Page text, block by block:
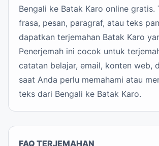
Bengali ke Batak Karo online gratis.
frasa, pesan, paragraf, atau teks
dapatkan terjemahan Batak Karo
Penerjemah ini cocok untuk
catatan belajar, email, konten web,
saat Anda perlu memahami atau
teks dari Bengali ke Batak Karo.
FAQ TERJEMAHAN